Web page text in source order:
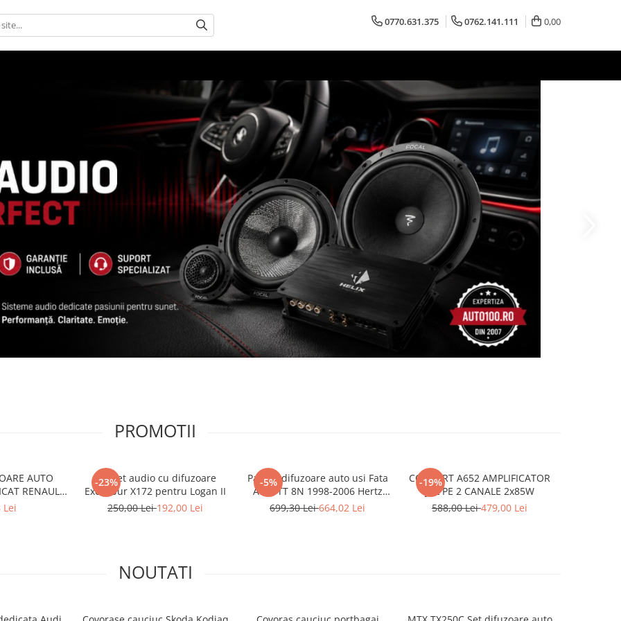
0770.631.375 0762.141.111 0,00
PROMOTII
AUTO
RENAULT
- 2019)
Lei
-23%
Pachet audio cu difuzoare
Excalibur X172 pentru Logan II
250,00 Lei192,00 Lei
-5%
Pachet difuzoare auto usi Fata
Audi TT 8N 1998-2006 Hertz
Dieci 80 W
699,30 Lei664,02 Lei
-19%
CONCERT A652 AMPLIFICATOR
JBL PE 2 CANALE 2x85W
588,00 Lei479,00 Lei
NOUTATI